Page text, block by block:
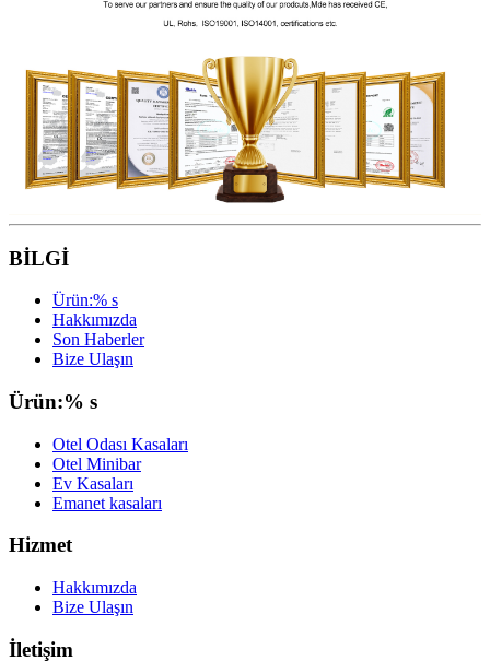
BİLGİ
Ürün:% s
Hakkımızda
Son Haberler
Bize Ulaşın
Ürün:% s
Otel Odası Kasaları
Otel Minibar
Ev Kasaları
Emanet kasaları
Hizmet
Hakkımızda
Bize Ulaşın
İletişim